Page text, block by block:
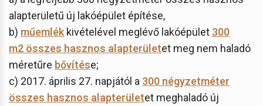
alapterületű új lakóépület építése,
b) műemlék kivételével meglévő lakóépület 300
m2 összes hasznos alapterületet meg nem haladó
méretűre bővítése;
c) 2017. április 27. napjától a 300 négyzetméter
összes hasznos alapterületet meghaladó új